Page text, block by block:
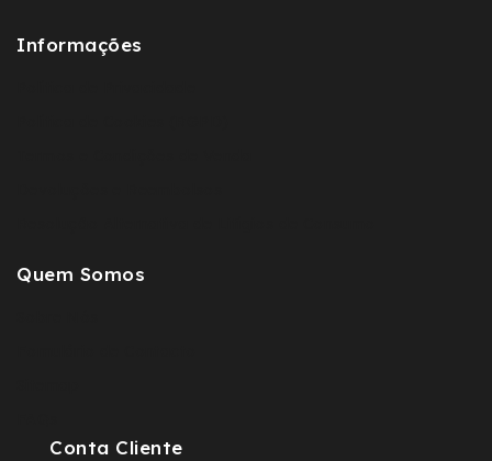
Informações
Quem Somos
Conta Cliente